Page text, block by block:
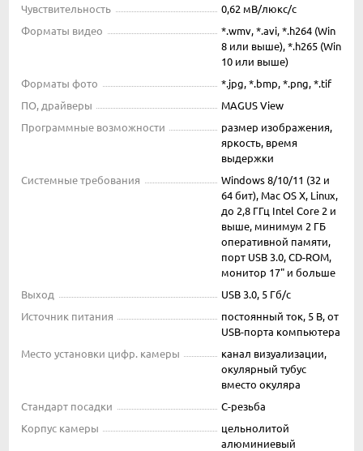
Чувствительность
0,62 мВ/люкс/с
Форматы видео
*.wmv, *.avi, *.h264 (Win
8 или выше), *.h265 (Win
10 или выше)
Форматы фото
*.jpg, *.bmp, *.png, *.tif
ПО, драйверы
MAGUS View
Программные возможности
размер изображения,
яркость, время
выдержки
Системные требования
Windows 8/10/11 (32 и
64 бит), Mac OS X, Linux,
до 2,8 ГГц Intel Core 2 и
выше, минимум 2 ГБ
оперативной памяти,
порт USB 3.0, CD-ROM,
монитор 17" и больше
Выход
USB 3.0, 5 Гб/с
Источник питания
постоянный ток, 5 В, от
USB-порта компьютера
Место установки цифр. камеры
канал визуализации,
окулярный тубус
вместо окуляра
Стандарт посадки
C-резьба
Корпус камеры
цельнолитой
алюминиевый